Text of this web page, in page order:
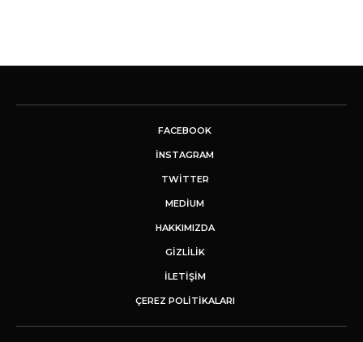
FACEBOOK
INSTAGRAM
TWITTER
MEDIUM
HAKKIMIZDA
GİZLİLİK
İLETIŞIM
ÇEREZ POLITIKALARI